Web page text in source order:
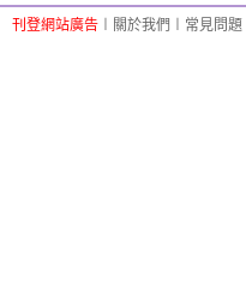
刊登網站廣告 關於我們 常見問題